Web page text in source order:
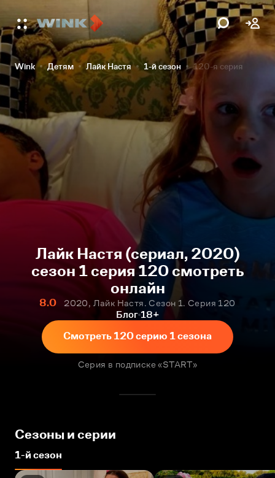
Wink Детям Лайк Настя 1-й сезон 120-я серия
Лайк Настя (сериал, 2020)
сезон 1 серия 120 смотреть
онлайн
8.0
2020, Лайк Настя. Сезон 1. Серия 120
Блог 18+
Смотреть 120 серию 1 сезона
Серия в подписке «START»
Сезоны и серии
1-й сезон